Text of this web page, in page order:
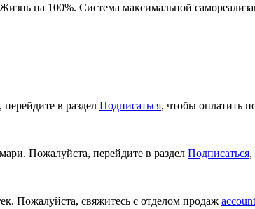
на 100%. Система максимальной
в раздел Подписаться, чтобы оплатить
Пожалуйста, перейдите в раздел Подписаться,
Пожалуйста, свяжитесь с отделом продаж